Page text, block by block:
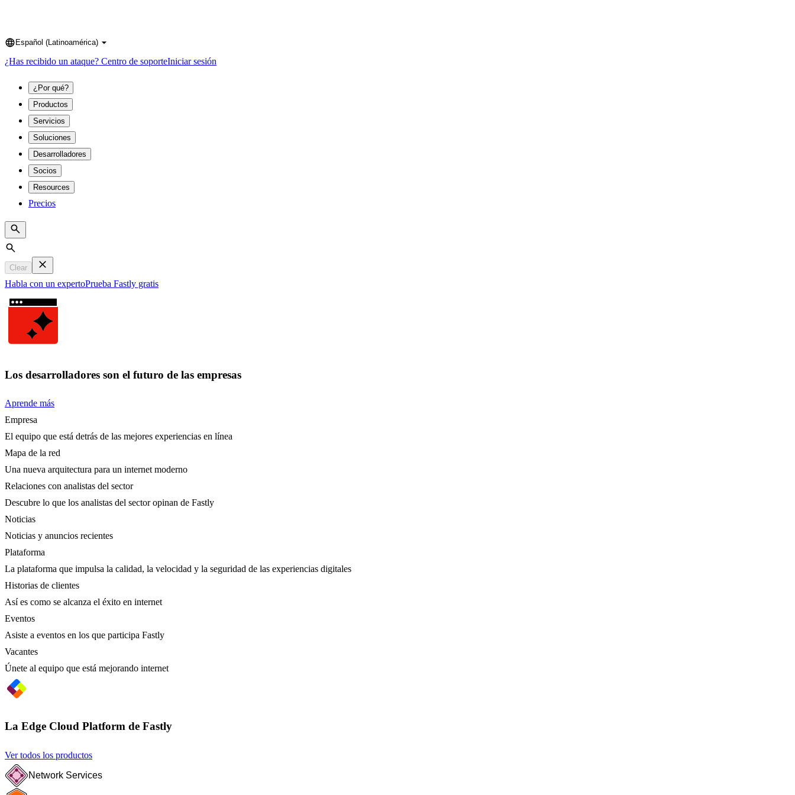
Language
Español (Latinoamérica)
¿Has recibido un ataque? Centro de soporteIniciar sesión
¿Por qué?
Productos
Servicios
Soluciones
Desarrolladores
Socios
Resources
Precios
Search
Clear
Habla con un expertoPrueba Fastly gratis
Los desarrolladores son el futuro de las empresas
Aprende más
Empresa
El equipo que está detrás de las mejores experiencias en línea
Mapa de la red
Una nueva arquitectura para un internet moderno
Relaciones con analistas del sector
Descubre lo que los analistas del sector opinan de Fastly
Noticias
Noticias y anuncios recientes
Plataforma
La plataforma que impulsa la calidad, la velocidad y la seguridad de las experiencias digitales
Historias de clientes
Así es como se alcanza el éxito en internet
Eventos
Asiste a eventos en los que participa Fastly
Vacantes
Únete al equipo que está mejorando internet
La Edge Cloud Platform de Fastly
Ver todos los productos
Network Services